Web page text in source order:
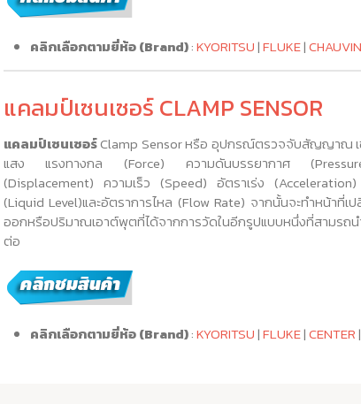
คลิกเลือกตามยี่ห้อ (Brand):KYORITSU|FLUKE|CHAUVIN
แคลมป์เซนเซอร์ CLAMP SENSOR
แคลมป์เซนเซอร์Clamp Sensor หรือ อุปกรณ์ตรวจจับสัญญาณ
แสง แรงทางกล (Force) ความดันบรรยากาศ
(Displacement) ความเร็ว (Speed) อัตราเร่ง (Acceleration)
(Liquid Level)และอัตราการไหล (Flow Rate) จากนั้นจะทำหน้าที่
ออกหรือปริมาณเอาต์พุตที่ได้จากการวัดในอีกรูปแบบหนึ่งที่สามรถน
ต่อ
คลิกเลือกตามยี่ห้อ (Brand):KYORITSU|FLUKE|CENTER|